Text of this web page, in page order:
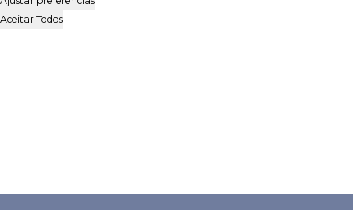
Aceitar Todos